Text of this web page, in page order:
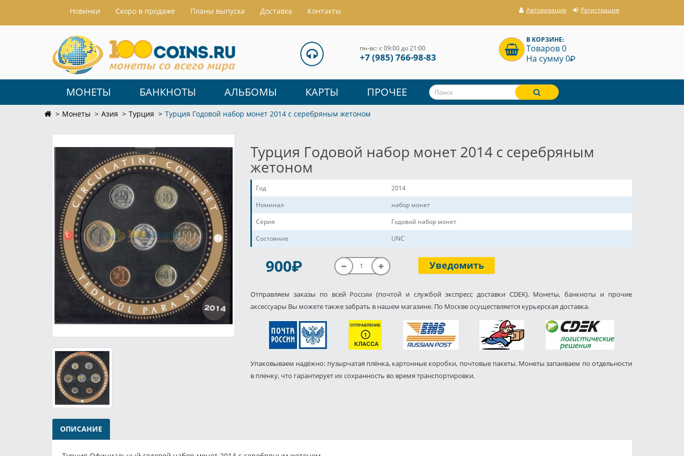
Hовинки Скоро в продаже Планы выпуска Доставка Контакты Авторизация Регистрация
пн-вс: с 09:00 до 21:00
+7 (985) 766-98-83
В КОРЗИНЕ:
Товаров 0
На сумму 0P
МОНЕТЫ БАНКНОТЫ АЛЬБОМЫ КАРТЫ ПРОЧЕЕ
Монеты Азия Турция Турция Годовой набор монет 2014 с серебряным жетоном
Турция Годовой набор монет 2014 с серебряным
жетоном
Год
2014
Номинал
набор монет
Серия
Годовой набор монет
Состояние
UNC
900P Уведомить
Отправляем заказы по всей России (почтой и службой экспресс доставки CDEK). Монеты, банкноты и прочие
аксессуары Вы можете также забрать в нашем магазине. По Москве осуществляется курьерская доставка.
Упаковываем надёжно: пузырчатая плёнка, картонные коробки, почтовые пакеты. Монеты запаиваем по отдельности
в пленку, что гарантирует их сохранность во время транспортировки.
ОПИСАНИЕ